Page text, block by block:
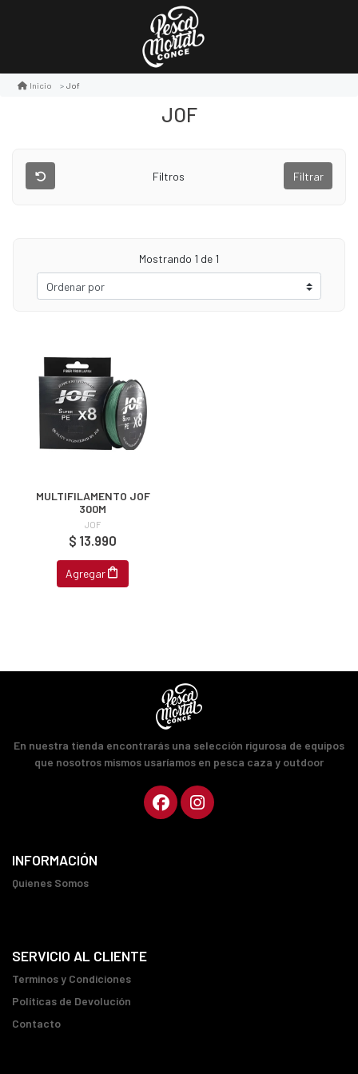
Inicio Jof
JOF
Filtros Filtrar
Mostrando 1 de 1
MULTIFILAMENTO JOF
300M
JOF
$ 13.990
Agregar
En nuestra tienda encontrarás una selección rigurosa de equipos
que nosotros mismos usaríamos en pesca caza y outdoor
INFORMACIÓN
Quienes Somos
SERVICIO AL CLIENTE
Terminos y Condiciones
Políticas de Devolución
Contacto